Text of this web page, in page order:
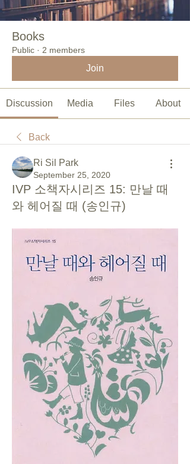
Books
Public · 2 members
Join
Discussion Media Files About
Back
Ri Sil Park
September 25, 2020
IVP 소책자시리즈 15: 만날 때
와 헤어질 때 (송인규)